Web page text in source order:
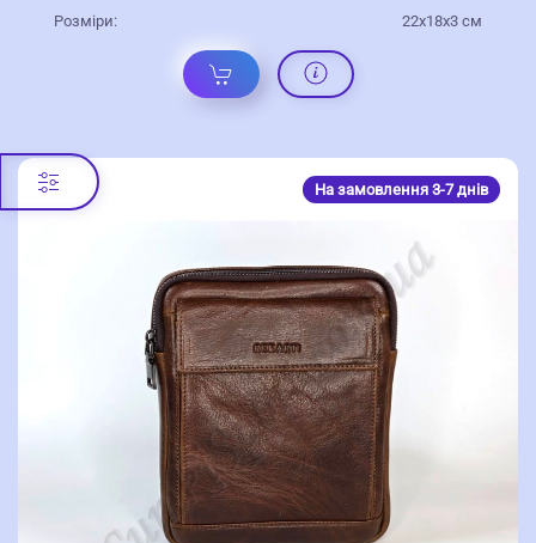
Розміри: 22х18х3 см
На замовлення 3-7 днів